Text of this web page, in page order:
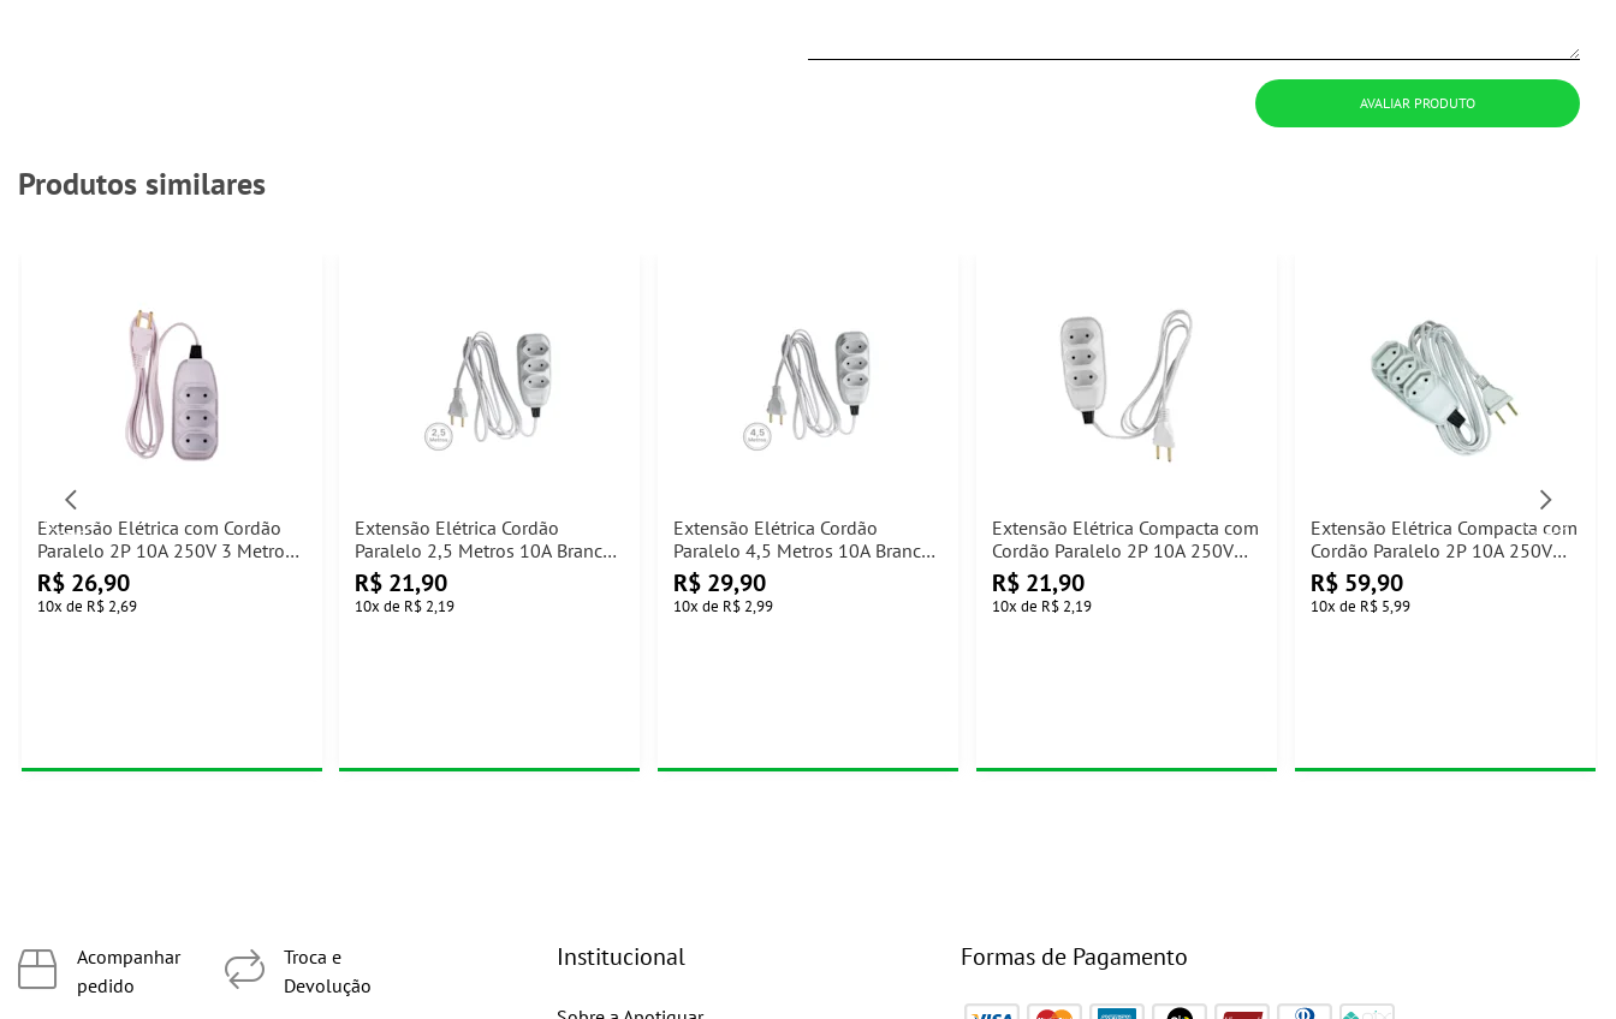
AVALIAR PRODUTO
Produtos similares
Extensão Elétrica com Cordão
Paralelo 2P 10A 250V 3 Metros
Branco Ilumi
R$ 26,90
10x de R$ 2,69
Extensão Elétrica Cordão
Paralelo 2,5 Metros 10A Branco
Ilumi
R$ 21,90
10x de R$ 2,19
Extensão Elétrica Cordão
Paralelo 4,5 Metros 10A Branco
Ilumi
R$ 29,90
10x de R$ 2,99
Extensão Elétrica Compacta com
Cordão Paralelo 2P 10A 250V
1,5m Branco Ilumi
R$ 21,90
10x de R$ 2,19
Extensão Elétrica Compacta com
Cordão Paralelo 2P 10A 250V
10m Branco Ilumi
R$ 59,90
10x de R$ 5,99
Acompanhar
pedido
Troca e
Devolução
Institucional Formas de Pagamento